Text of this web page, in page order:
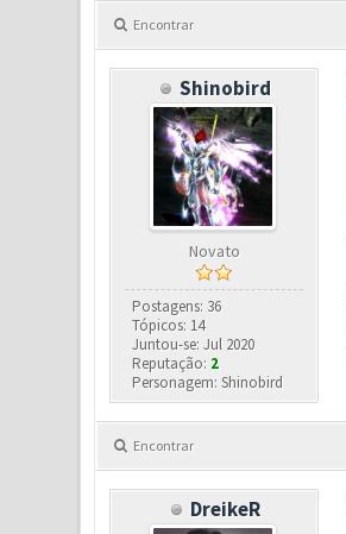
Encontrar
Shinobird
Novato
Postagens: 36
Tópicos: 14
Juntou-se: Jul 2020
Reputação: 2
Personagem: Shinobird
Encontrar
DreikeR